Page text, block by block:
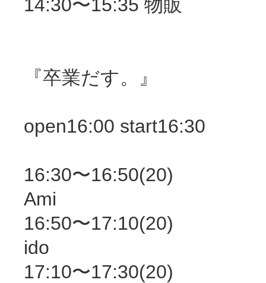
14:30〜15:35 物販
『卒業だす。』
open16:00 start16:30
16:30〜16:50(20)
Ami
16:50〜17:10(20)
ido
17:10〜17:30(20)